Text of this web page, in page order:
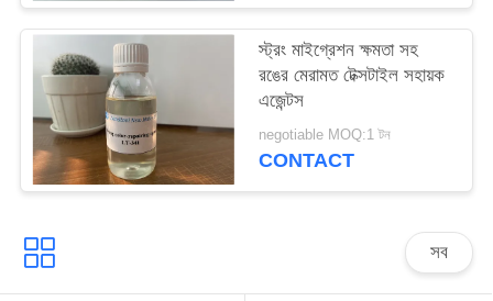
স্ট্রং মাইগ্রেশন ক্ষমতা সহ
রঙের মেরামত টেক্সটাইল সহায়ক
এজেন্টস
negotiable MOQ:1 টন
CONTACT
সব